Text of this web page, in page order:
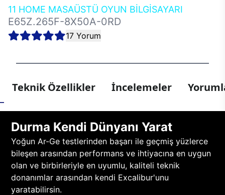
11 HOME MASAÜSTÜ OYUN BİLGİSAYARI
E65Z.265F-8X50A-0RD
17 Yorum
Teknik Özellikler İncelemeler
Durma Kendi Dünyanı Yarat
Yoğun Ar-Ge testlerinden başarı ile geçmiş yüzlerce
bileşen arasından performans ve ihtiyacına en uygun
olan ve birbirleriyle en uyumlu, kaliteli teknik
donanımlar arasından kendi Excalibur'unu
yaratabilirsin.